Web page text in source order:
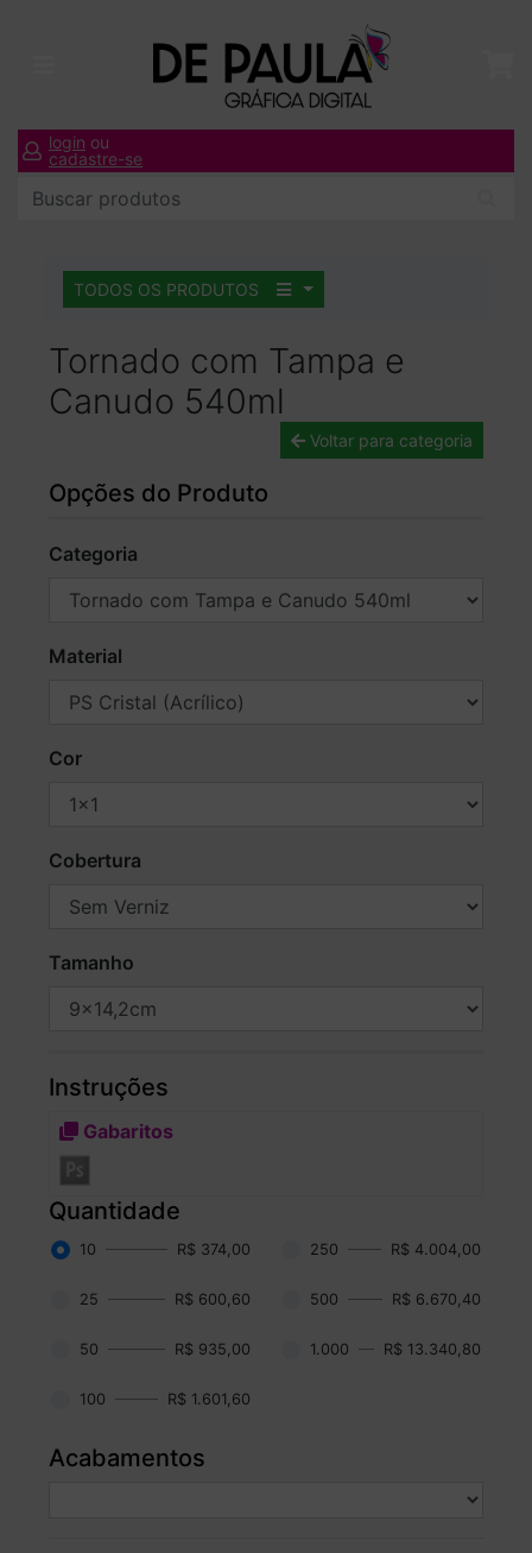
login ou
cadastre-se
TODOS OS PRODUTOS
Tornado com Tampa e
Canudo 540ml
Voltar para categoria
Opções do Produto
Categoria
Material
Cor
Cobertura
Tamanho
Instruções
Gabaritos
Quantidade
10 R$ 374,00 250 R$ 4.004,00
25 R$ 600,60 500 R$ 6.670,40
50 R$ 935,00 1.000 R$ 13.340,80
100 R$ 1.601,60
Acabamentos